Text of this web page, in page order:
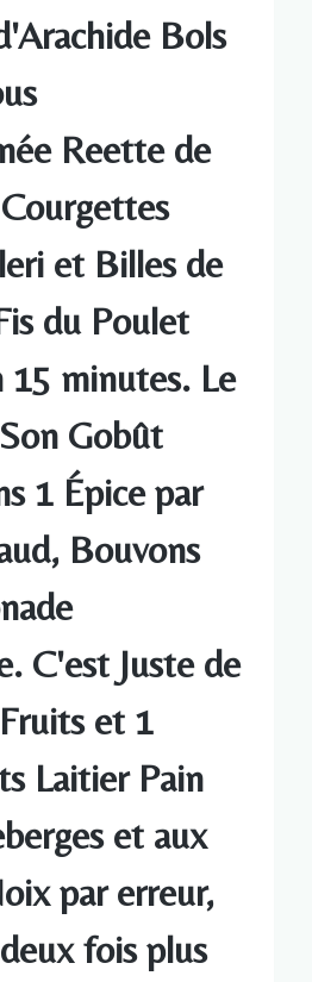
Bols
Reette de
et Billes de
du Poulet
15 minutes. Le
Gobût
1 Épice par
Bouvons
C'est Juste de
et 1
Laitier Pain
et aux
par erreur,
fois plus